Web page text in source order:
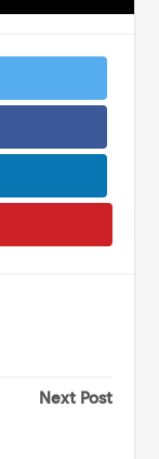
Next Post